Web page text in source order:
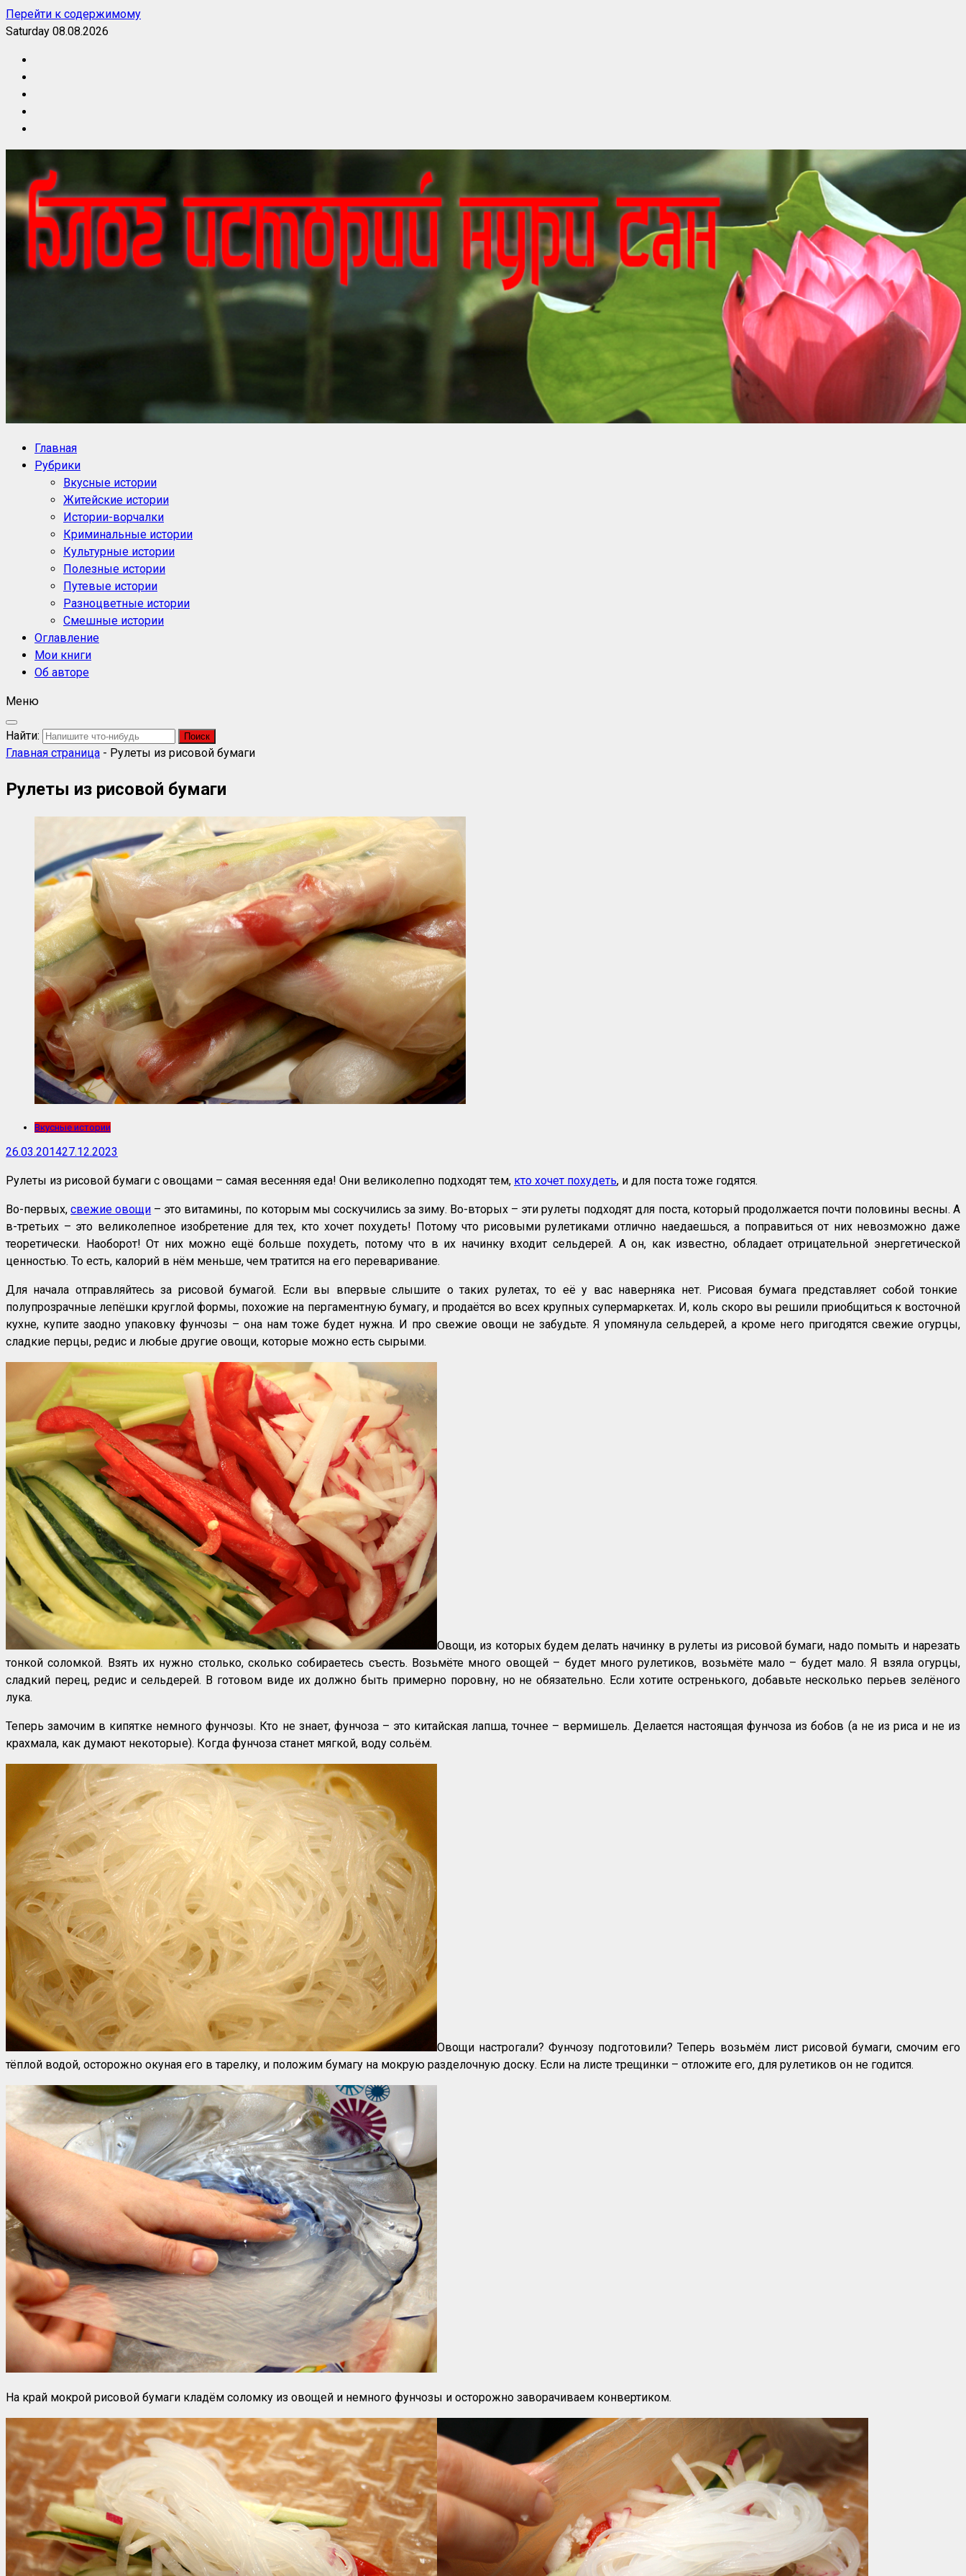
Перейти к содержимому
Saturday 08.08.2026
Блог историй NoorySan
Главная
Рубрики
Вкусные истории
Житейские истории
Истории-ворчалки
Криминальные истории
Культурные истории
Полезные истории
Путевые истории
Разноцветные истории
Смешные истории
Оглавление
Мои книги
Об авторе
Меню
Найти:
Главная страница - Рулеты из рисовой бумаги
Рулеты из рисовой бумаги
Вкусные истории
26.03.201427.12.2023
Рулеты из рисовой бумаги с овощами – самая весенняя еда! Они великолепно подходят тем, кто хочет похудеть, и для поста тоже годятся.
Во-первых,свежие овощи – это витамины, по которым мы соскучились за зиму. Во-вторых – эти рулеты подходят для поста, который продолжается почти половины весны. А
в-третьих – это великолепное изобретение для тех, кто хочет похудеть! Потому что рисовыми рулетиками отлично наедаешься, а поправиться от них невозможно даже
теоретически. Наоборот! От них можно ещё больше похудеть, потому что в их начинку входит сельдерей. А он, как известно, обладает отрицательной энергетической
ценностью. То есть, калорий в нём меньше, чем тратится на его переваривание.
Для начала отправляйтесь за рисовой бумагой. Если вы впервые слышите о таких рулетах, то её у вас наверняка нет. Рисовая бумага представляет собой тонкие
полупрозрачные лепёшки круглой формы, похожие на пергаментную бумагу, и продаётся во всех крупных супермаркетах. И, коль скоро вы решили приобщиться к восточной
кухне, купите заодно упаковку фунчозы – она нам тоже будет нужна. И про свежие овощи не забудьте. Я упомянула сельдерей, а кроме него пригодятся свежие огурцы,
сладкие перцы, редис и любые другие овощи, которые можно есть сырыми.
Овощи, из которых будем делать начинку в рулеты из рисовой бумаги, надо помыть и нарезать
тонкой соломкой. Взять их нужно столько, сколько собираетесь съесть. Возьмёте много овощей – будет много рулетиков, возьмёте мало – будет мало. Я взяла огурцы,
сладкий перец, редис и сельдерей. В готовом виде их должно быть примерно поровну, но не обязательно. Если хотите остренького, добавьте несколько перьев зелёного
лука.
Теперь замочим в кипятке немного фунчозы. Кто не знает, фунчоза – это китайская лапша, точнее – вермишель. Делается настоящая фунчоза из бобов (а не из риса и не из
крахмала, как думают некоторые). Когда фунчоза станет мягкой, воду сольём.
Овощи настрогали? Фунчозу подготовили? Теперь возьмём лист рисовой бумаги, смочим его
тёплой водой, осторожно окуная его в тарелку, и положим бумагу на мокрую разделочную доску. Если на листе трещинки – отложите его, для рулетиков он не годится.
На край мокрой рисовой бумаги кладём соломку из овощей и немного фунчозы и осторожно заворачиваем конвертиком.